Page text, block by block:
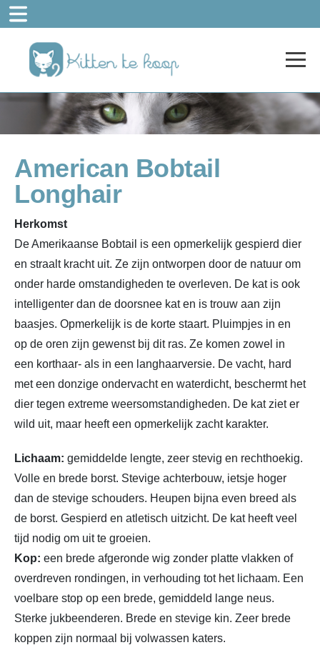
American Bobtail
Longhair
Herkomst
De Amerikaanse Bobtail is een opmerkelijk gespierd dier
en straalt kracht uit. Ze zijn ontworpen door de natuur om
onder harde omstandigheden te overleven. De kat is ook
intelligenter dan de doorsnee kat en is trouw aan zijn
baasjes. Opmerkelijk is de korte staart. Pluimpjes in en
op de oren zijn gewenst bij dit ras. Ze komen zowel in
een korthaar- als in een langhaarversie. De vacht, hard
met een donzige ondervacht en waterdicht, beschermt het
dier tegen extreme weersomstandigheden. De kat ziet er
wild uit, maar heeft een opmerkelijk zacht karakter.
Lichaam: gemiddelde lengte, zeer stevig en rechthoekig.
Volle en brede borst. Stevige achterbouw, ietsje hoger
dan de stevige schouders. Heupen bijna even breed als
de borst. Gespierd en atletisch uitzicht. De kat heeft veel
tijd nodig om uit te groeien.
Kop: een brede afgeronde wig zonder platte vlakken of
overdreven rondingen, in verhouding tot het lichaam. Een
voelbare stop op een brede, gemiddeld lange neus.
Sterke jukbeenderen. Brede en stevige kin. Zeer brede
koppen zijn normaal bij volwassen katers.